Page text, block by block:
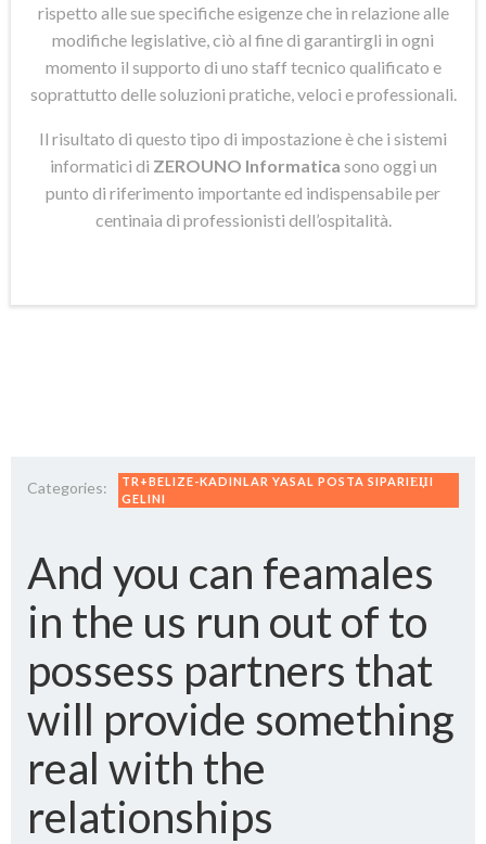
rispetto alle sue specifiche esigenze che in relazione alle
modifiche legislative, ciò al fine di garantirgli in ogni
momento il supporto di uno staff tecnico qualificato e
soprattutto delle soluzioni pratiche, veloci e professionali.
Il risultato di questo tipo di impostazione è che i sistemi
informatici di ZEROUNO Informatica sono oggi un
punto di riferimento importante ed indispensabile per
centinaia di professionisti dell’ospitalità.
Categories:
TR+BELIZE-KADINLAR YASAL POSTA SIPARIЕЏI
GELINI
And you can feamales
in the us run out of to
possess partners that
will provide something
real with the
relationships